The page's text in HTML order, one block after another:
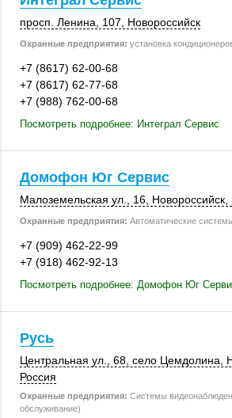
просп. Ленина 107 Новороссийск
Охранные предприятия: установка
+7 (8617) 62-00-68
+7 (8617) 62-77-68
+7 (988) 762-00-68
Посмотреть подробнее: Интеграл Сервис
Домофон Юг Сервис
Малоземельская ул., 16, Новороссийск
Охранные предприятия: Автоматические
+7 (909) 462-22-99
+7 (918) 462-92-13
Посмотреть подробнее: Домофон Юг
Русь
Центральная ул., 68 село Цемдолина
Россия
Охранные предприятия: Системы
обслуживание)